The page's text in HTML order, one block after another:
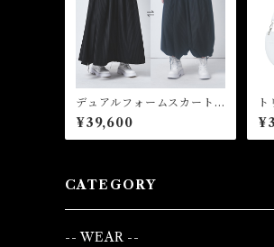
デュアルフォームスカート
パンツ Dual Form Skirt
Pants
¥39,600
グ
CATEGORY
-- WEAR --